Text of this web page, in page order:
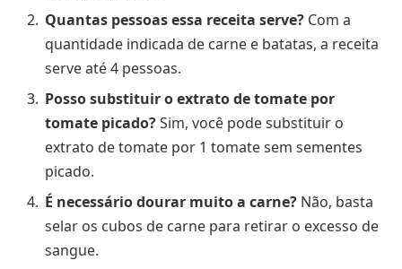
Quantas pessoas essa receita serve? Com a
quantidade indicada de carne e batatas, a receita
serve até 4 pessoas.
Posso substituir o extrato de tomate por
tomate picado?Sim, você pode substituir o
extrato de tomate por 1 tomate sem sementes
picado.
É necessário dourar muito a carne? Não, basta
selar os cubos de carne para retirar o excesso de
sangue.